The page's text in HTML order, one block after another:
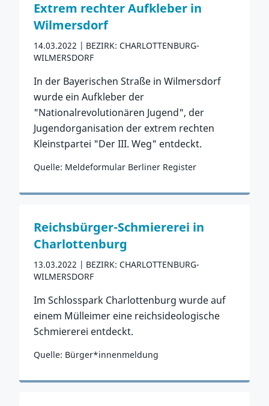
Extrem rechter Aufkleber in
Wilmersdorf
14.03.2022
BEZIRK: CHARLOTTENBURG-
WILMERSDORF
In der Bayerischen Straße in Wilmersdorf
wurde ein Aufkleber der
"Nationalrevolutionären Jugend", der
Jugendorganisation der extrem rechten
Kleinstpartei "Der III. Weg" entdeckt.
Quelle: Meldeformular Berliner Register
Zum Vorfall
Reichsbürger-Schmiererei in
Charlottenburg
13.03.2022
BEZIRK: CHARLOTTENBURG-
WILMERSDORF
Im Schlosspark Charlottenburg wurde auf
einem Mülleimer eine reichsideologische
Schmiererei entdeckt.
Quelle: Bürger*innenmeldung
Zum Vorfall